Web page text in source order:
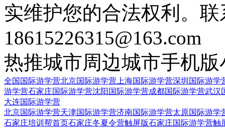
实维护您的合法权利。
18615226315@163.com
热推城市周边城市手机版
全国国际游学营北京国际游学营 上海国际游学营深圳国际游学
游学营石家庄国际游学营沈阳国际游学营成都国际游学营武汉
大连国际游学营
北京国际游学营天津国际游学营济南国际游学营太原国际游学
石家庄培训帮首页石家庄冬夏令营触屏版石家庄国际游学营触